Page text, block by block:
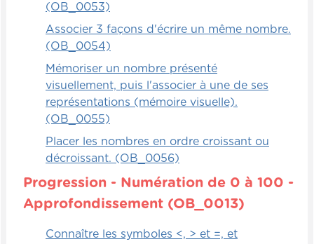
(OB_0053)
Associer 3 façons d'écrire un même nombre.
(OB_0054)
Mémoriser un nombre présenté
visuellement, puis l'associer à une de ses
représentations (mémoire visuelle).
(OB_0055)
Placer les nombres en ordre croissant ou
décroissant. (OB_0056)
Progression - Numération de 0 à 100 -
Approfondissement (OB_0013)
Connaître les symboles <, > et =, et